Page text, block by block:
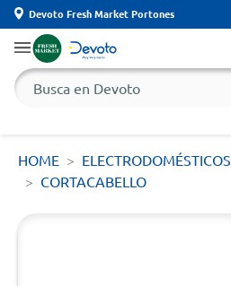
Devoto Fresh Market Portones
HOME ELECTRODOMÉSTICOS
CORTACABELLO